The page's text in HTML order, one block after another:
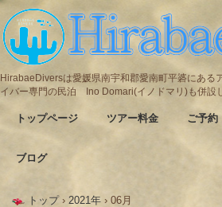
HirabaeDiversは愛媛県南宇和郡愛南町平碆にある
イバー専門の民泊 Ino Domari(イノドマリ)も併設
トップページ ツアー料金 ご予約
ブログ
トップ › 2021年 › 06月